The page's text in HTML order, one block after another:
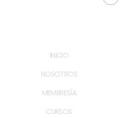
INICIO
NOSOTROS
MEMBRESÍA
CURSOS